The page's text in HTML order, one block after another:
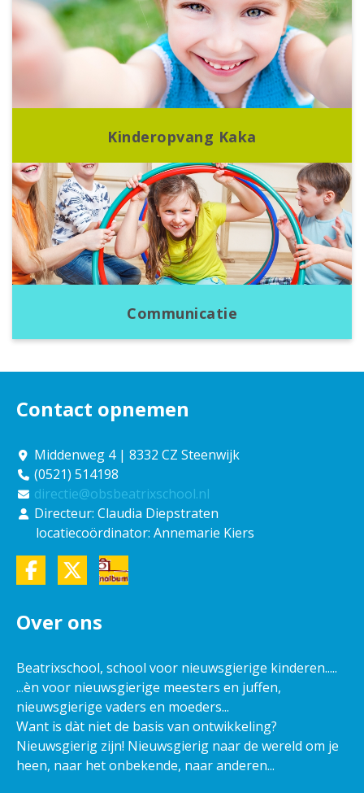
Kinderopvang Kaka
Communicatie
Contact opnemen
Middenweg 4 | 8332 CZ Steenwijk
(0521) 514198
directie@obsbeatrixschool.nl
Directeur: Claudia Diepstraten
locatiecoördinator: Annemarie Kiers
Over ons
Beatrixschool, school voor nieuwsgierige kinderen.....
...èn voor nieuwsgierige meesters en juffen,
nieuwsgierige vaders en moeders...
Want is dàt niet de basis van ontwikkeling?
Nieuwsgierig zijn! Nieuwsgierig naar de wereld om je
heen, naar het onbekende, naar anderen...